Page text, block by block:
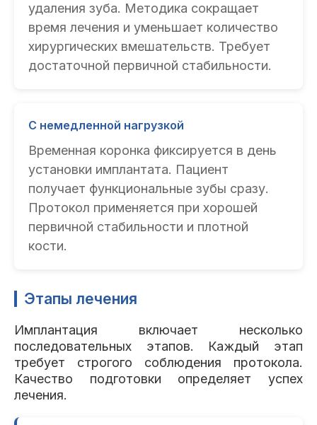
удаления зуба. Методика сокращает
время лечения и уменьшает количество
хирургических вмешательств. Требует
достаточной первичной стабильности.
С немедленной нагрузкой
Временная коронка фиксируется в день
установки имплантата. Пациент
получает функциональные зубы сразу.
Протокол применяется при хорошей
первичной стабильности и плотной
кости.
Этапы лечения
Имплантация включает несколько
последовательных этапов. Каждый этап
требует строгого соблюдения протокола.
Качество подготовки определяет успех
лечения.